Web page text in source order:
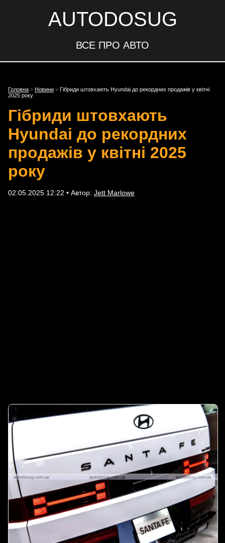
AUTODOSUG
ВСЕ ПРО АВТО
Головна » Новини » Гібриди штовхають Hyundai до рекордних продажів у квітні
2025 року
Гібриди штовхають
Hyundai до рекордних
продажів у квітні 2025
року
02.05.2025 12:22 • Автор: Jett Marlowe